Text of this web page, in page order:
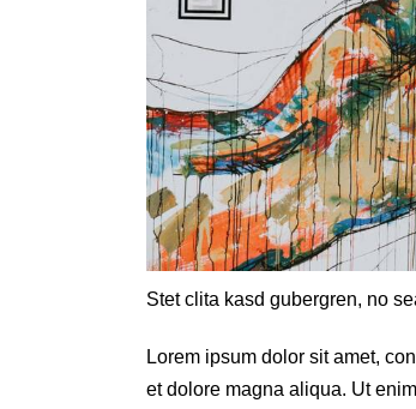
Stet clita kasd gubergren, no
Lorem ipsum dolor sit amet,
et dolore magna aliqua. Ut